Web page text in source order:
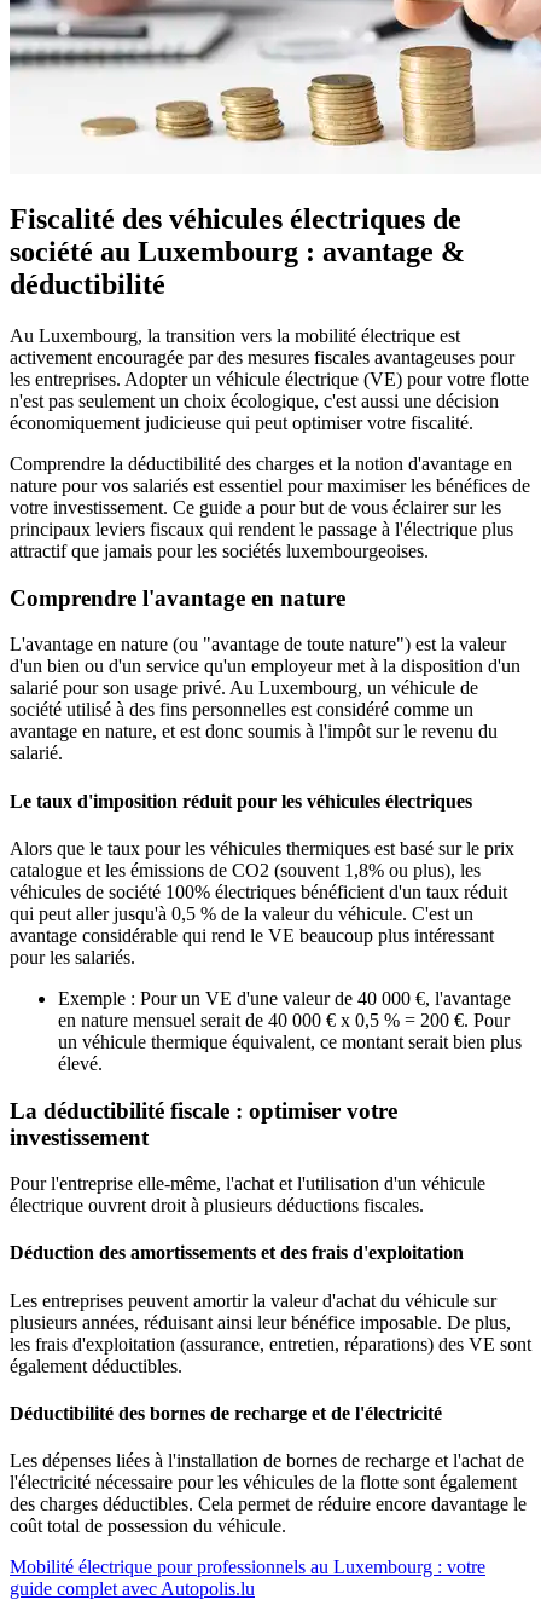
Fiscalité des véhicules électriques de
société au Luxembourg : avantage &
déductibilité
Au Luxembourg, la transition vers la mobilité électrique est
activement encouragée par des mesures fiscales avantageuses pour
les entreprises. Adopter un véhicule électrique (VE) pour votre flotte
n'est pas seulement un choix écologique, c'est aussi une décision
économiquement judicieuse qui peut optimiser votre fiscalité.
Comprendre la déductibilité des charges et la notion d'avantage en
nature pour vos salariés est essentiel pour maximiser les bénéfices de
votre investissement. Ce guide a pour but de vous éclairer sur les
principaux leviers fiscaux qui rendent le passage à l'électrique plus
attractif que jamais pour les sociétés luxembourgeoises.
Comprendre l'avantage en nature
L'avantage en nature (ou "avantage de toute nature") est la valeur
d'un bien ou d'un service qu'un employeur met à la disposition d'un
salarié pour son usage privé. Au Luxembourg, un véhicule de
société utilisé à des fins personnelles est considéré comme un
avantage en nature, et est donc soumis à l'impôt sur le revenu du
salarié.
Le taux d'imposition réduit pour les véhicules électriques
Alors que le taux pour les véhicules thermiques est basé sur le prix
catalogue et les émissions de CO2 (souvent 1,8% ou plus), les
véhicules de société 100% électriques bénéficient d'un taux réduit
qui peut aller jusqu'à 0,5 % de la valeur du véhicule. C'est un
avantage considérable qui rend le VE beaucoup plus intéressant
pour les salariés.
Exemple : Pour un VE d'une valeur de 40 000 €, l'avantage
en nature mensuel serait de 40 000 € x 0,5 % = 200 €. Pour
un véhicule thermique équivalent, ce montant serait bien plus
élevé.
La déductibilité fiscale : optimiser votre
investissement
Pour l'entreprise elle-même, l'achat et l'utilisation d'un véhicule
électrique ouvrent droit à plusieurs déductions fiscales.
Déduction des amortissements et des frais d'exploitation
Les entreprises peuvent amortir la valeur d'achat du véhicule sur
plusieurs années, réduisant ainsi leur bénéfice imposable. De plus,
les frais d'exploitation (assurance, entretien, réparations) des VE sont
également déductibles.
Déductibilité des bornes de recharge et de l'électricité
Les dépenses liées à l'installation de bornes de recharge et l'achat de
l'électricité nécessaire pour les véhicules de la flotte sont également
des charges déductibles. Cela permet de réduire encore davantage le
coût total de possession du véhicule.
Mobilité électrique pour professionnels au Luxembourg : votre
guide complet avec Autopolis.lu